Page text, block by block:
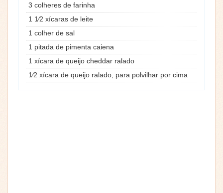
3 colheres de farinha
1 1⁄2 xícaras de leite
1 colher de sal
1 pitada de pimenta caiena
1 xícara de queijo cheddar ralado
1⁄2 xícara de queijo ralado, para polvilhar por cima